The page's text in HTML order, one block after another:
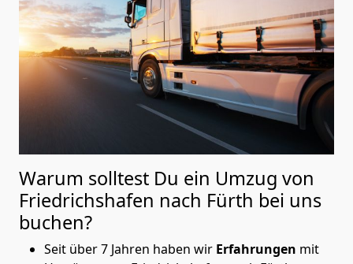
Warum solltest Du ein Umzug von
Friedrichshafen nach Fürth bei uns
buchen?
Seit über 7 Jahren haben wir Erfahrungen mit